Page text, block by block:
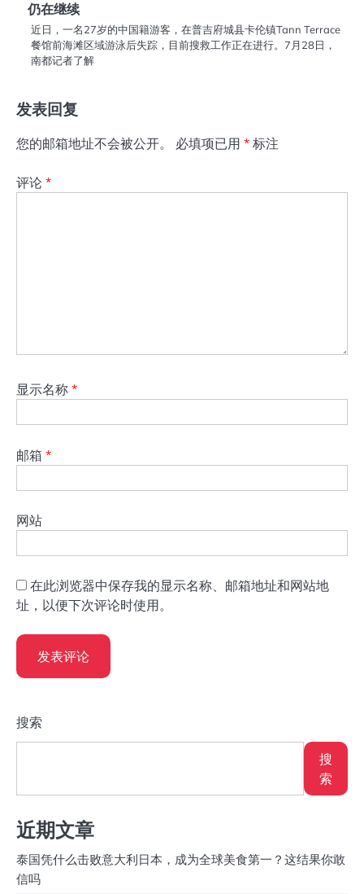
仍在继续
近日，一名27岁的中国籍游客，在普吉府城县卡伦镇Tann Terrace
餐馆前海滩区域游泳后失踪，目前搜救工作正在进行。7月28日，
南都记者了解
发表回复
您的邮箱地址不会被公开。 必填项已用 * 标注
评论 *
显示名称 *
邮箱 *
网站
在此浏览器中保存我的显示名称、邮箱地址和网站地
址，以便下次评论时使用。
搜索
搜
索
近期文章
泰国凭什么击败意大利日本，成为全球美食第一？这结果你敢
信吗